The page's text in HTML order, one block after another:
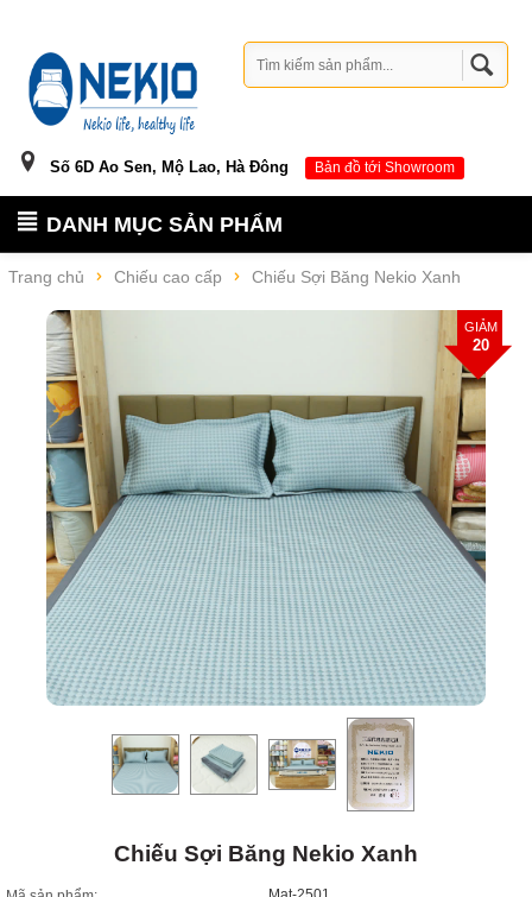
Số 6D Ao Sen, Mộ Lao, Hà Đông Bản đồ tới Showroom
DANH MỤC SẢN PHẨM
Trang chủ Chiếu cao cấp Chiếu Sợi Băng Nekio Xanh
GIẢM
20
Chiếu Sợi Băng Nekio Xanh